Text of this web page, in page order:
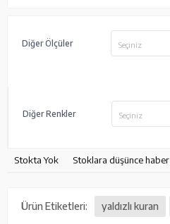
Diğer Ölçüler Seçiniz
Diğer Renkler Seçiniz
Stokta Yok Stoklara düşünce
Ürün Etiketleri: yaldızlı kuran